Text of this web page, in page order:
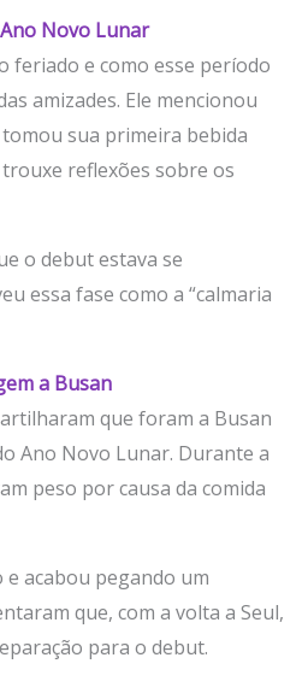
Novo Lunar
feriado e como esse período
amizades. Ele mencionou
sua primeira bebida
reflexões sobre os
o debut estava se
essa fase como a “calmaria
a Busan
que foram a Busan
Ano Novo Lunar. Durante a
peso por causa da comida
acabou pegando um
que, com a volta a Seul,
para o debut.